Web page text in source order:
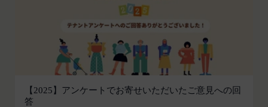
【2025】アンケートでお寄せいただいたご意見への回
答
Cookie（クッキー）について
当社は、お客様にとってより使いやすく、より価値
ある情報を提供するためにCookie(以下「クッキ
ー」といいます。これに類似の技術を含みます。)
を使用することがあります。
クッキーは、ウェブサイトを利用されたときにご利
用のパソコンや携帯端末に一時的にデータを保存さ
当社が、当社ウェブサイト上に本サービスに関する
個別規定や追加規定を掲載する場合、又は第11条
に定める方法により本サービスに関するルール等を
発信する場合、それらは本規約の一部を構成するも
のとし、個別規定、追加規定又はルール等が本規約
と抵触する場合には、当該個別規定、追加規定又は